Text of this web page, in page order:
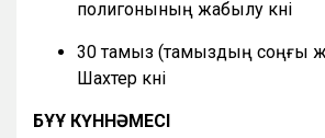
полигонының жабылу күні
30 тамыз (тамыздың соңғы
Шахтер күні
БҰҰ КҮННӘМЕСІ